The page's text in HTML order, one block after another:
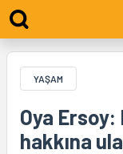
YAŞAM
Oya
hakkına